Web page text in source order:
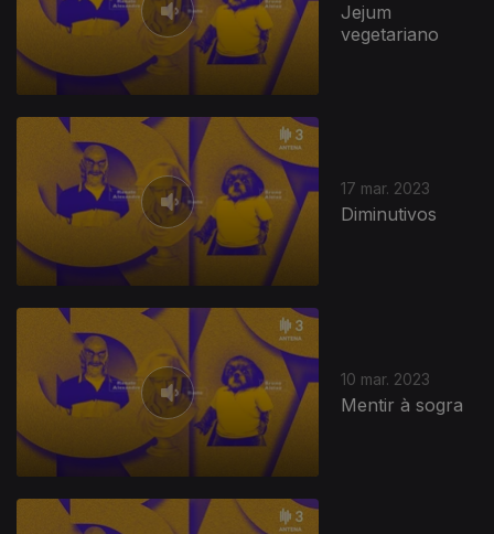
Jejum
vegetariano
17 mar. 2023
Diminutivos
10 mar. 2023
Mentir à sogra
674280